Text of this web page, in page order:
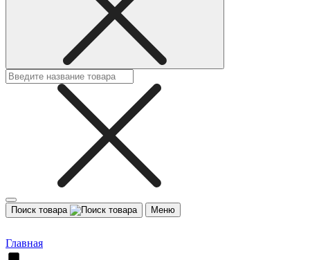
Поиск товара Меню
Главная